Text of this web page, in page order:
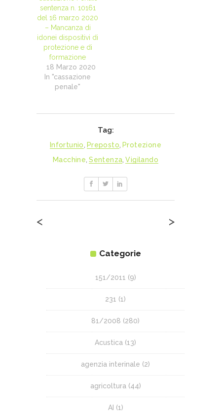
sentenza n. 10161
del 16 marzo 2020
– Mancanza di
idonei dispositivi di
protezione e di
formazione
18 Marzo 2020
In "cassazione
penale"
Tag:
Infortunio Preposto Protezione
Macchine Sentenza Vigilando
< >
Categorie
151/2011 (9)
231 (1)
81/2008 (280)
Acustica (13)
agenzia interinale (2)
agricoltura (44)
AI (1)